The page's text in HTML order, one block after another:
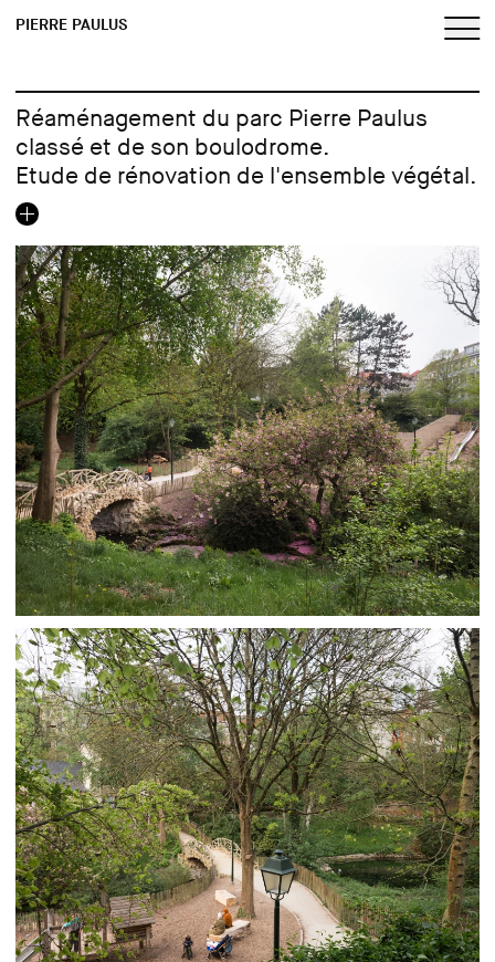
PIERRE PAULUS
Réaménagement du parc Pierre Paulus
classé et de son boulodrome.
Etude de rénovation de l'ensemble végétal.